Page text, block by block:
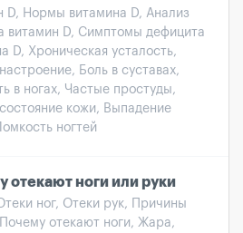
D, Нормы витамина D, Анализ
витамин D, Симптомы дефицита
D, Хроническая усталость,
Боль в суставах,
в ногах, Частые простуды,
состояние кожи, Выпадение
ногтей
отекают ноги или руки
ног, Отеки рук, Причины
Почему отекают ноги, Жара,